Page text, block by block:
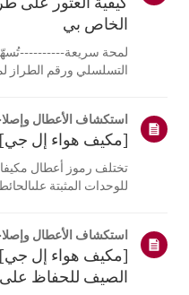
الخاص بي
لمحة سريعة----------
التسلسلي ورقم الطراز
تختلف الصور أو ا...
استكشاف الأعطال
[مكيف هواء إل جي]
تختلف رموز أعطال
الرموز.كيفية ...
استكشاف الأعطال
[مكيف هواء إل
الصيف للحفاظ على